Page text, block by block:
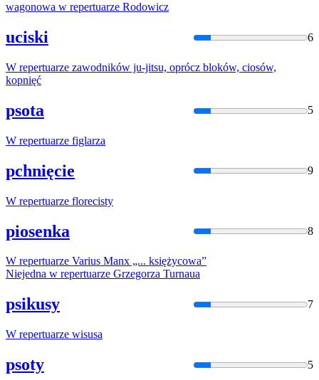
wagonowa w repertuarze Rodowicz
uciski 6
W repertuarze zawodników ju-jitsu, oprócz bloków, ciosów,
kopnięć
psota 5
W repertuarze figlarza
pchnięcie 9
W repertuarze florecisty
piosenka 8
W repertuarze Varius Manx „... księżycowa”
Niejedna w repertuarze Grzegorza Turnaua
psikusy 7
W repertuarze wisusa
psoty 5